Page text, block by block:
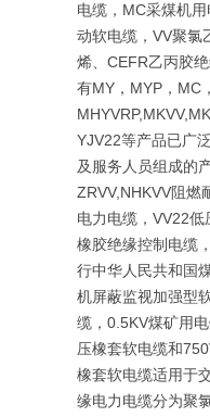
电缆，MC采煤机
动软电缆，VV聚氯
烯、CEFR乙丙胶
有MY，MYP，MC
YJV22等产品已广
及服务人员组成的
ZRVV,NHKVV阻燃
电力电缆，VV22
橡胶绝缘控制电缆
行中华人民共和国
机屏蔽监视加强型
缆，0.5KV煤矿用
压橡套软电缆和
橡套软电缆适用于
缘电力电缆分为聚